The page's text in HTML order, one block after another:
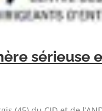
sérieuse